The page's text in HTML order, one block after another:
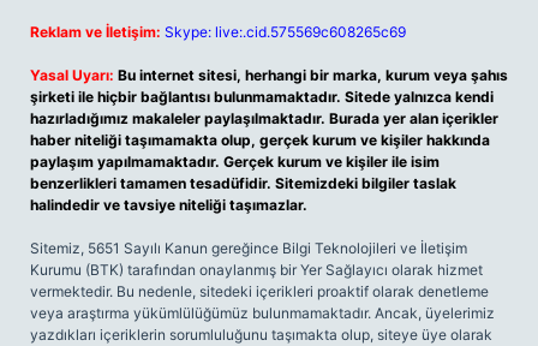
Reklam ve İletişim: Skype: live:.cid.575569c608265c69
Yasal Uyarı: Bu internet sitesi, herhangi bir marka, kurum veya şahıs
şirketi ile hiçbir bağlantısı bulunmamaktadır. Sitede yalnızca kendi
hazırladığımız makaleler paylaşılmaktadır. Burada yer alan içerikler
haber niteliği taşımamakta olup, gerçek kurum ve kişiler hakkında
paylaşım yapılmamaktadır. Gerçek kurum ve kişiler ile isim
benzerlikleri tamamen tesadüfidir. Sitemizdeki bilgiler taslak
halindedir ve tavsiye niteliği taşımazlar.
Sitemiz, 5651 Sayılı Kanun gereğince Bilgi Teknolojileri ve İletişim
Kurumu (BTK) tarafından onaylanmış bir Yer Sağlayıcı olarak hizmet
vermektedir. Bu nedenle, sitedeki içerikleri proaktif olarak denetleme
veya araştırma yükümlülüğümüz bulunmamaktadır. Ancak, üyelerimiz
yazdıkları içeriklerin sorumluluğunu taşımakta olup, siteye üye olarak